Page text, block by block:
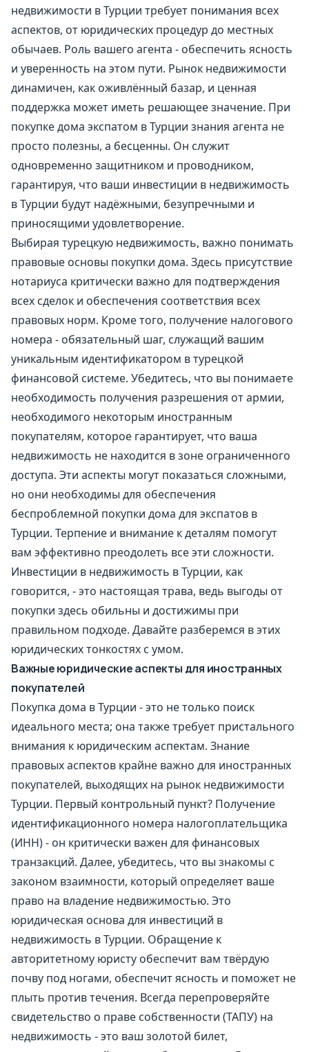
недвижимости в Турции требует понимания всех
аспектов, от юридических процедур до местных
обычаев. Роль вашего агента - обеспечить ясность
и уверенность на этом пути. Рынок недвижимости
динамичен, как оживлённый базар, и ценная
поддержка может иметь решающее значение. При
покупке дома экспатом в Турции знания агента не
просто полезны, а бесценны. Он служит
одновременно защитником и проводником,
гарантируя, что ваши инвестиции в недвижимость
в Турции будут надёжными, безупречными и
приносящими удовлетворение.
Выбирая турецкую недвижимость, важно понимать
правовые основы покупки дома. Здесь присутствие
нотариуса критически важно для подтверждения
всех сделок и обеспечения соответствия всех
правовых норм. Кроме того, получение налогового
номера - обязательный шаг, служащий вашим
уникальным идентификатором в турецкой
финансовой системе. Убедитесь, что вы понимаете
необходимость получения разрешения от армии,
необходимого некоторым иностранным
покупателям, которое гарантирует, что ваша
недвижимость не находится в зоне ограниченного
доступа. Эти аспекты могут показаться сложными,
но они необходимы для обеспечения
беспроблемной покупки дома для экспатов в
Турции. Терпение и внимание к деталям помогут
вам эффективно преодолеть все эти сложности.
Инвестиции в недвижимость в Турции, как
говорится, - это настоящая трава, ведь выгоды от
покупки здесь обильны и достижимы при
правильном подходе. Давайте разберемся в этих
юридических тонкостях с умом.
Важные юридические аспекты для иностранных
покупателей
Покупка дома в Турции - это не только поиск
идеального места; она также требует пристального
внимания к юридическим аспектам. Знание
правовых аспектов крайне важно для иностранных
покупателей, выходящих на рынок недвижимости
Турции. Первый контрольный пункт? Получение
идентификационного номера налогоплательщика
(ИНН) - он критически важен для финансовых
транзакций. Далее, убедитесь, что вы знакомы с
законом взаимности, который определяет ваше
право на владение недвижимостью. Это
юридическая основа для инвестиций в
недвижимость в Турции. Обращение к
авторитетному юристу обеспечит вам твёрдую
почву под ногами, обеспечит ясность и поможет не
плыть против течения. Всегда перепроверяйте
свидетельство о праве собственности (ТАПУ) на
недвижимость - это ваш золотой билет,